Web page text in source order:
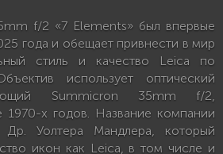
f/2 «7 Elements» был впервые
года и обещает привнести в мир
стиль и качество Leica по
использует оптический
Summicron 35mm f/2,
х годов. Название компании
Уолтера Мандлера, который
икон как Leica, в том числе и